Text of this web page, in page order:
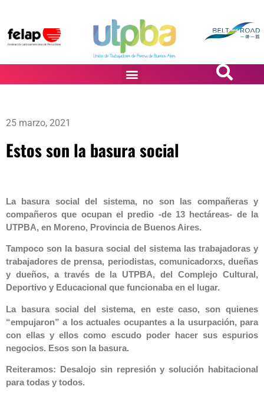
25 marzo, 2021
Estos son la basura social
La basura social del sistema, no son las compañeras y
compañeros que ocupan el predio -de 13 hectáreas- de la
UTPBA, en Moreno, Provincia de Buenos Aires.
Tampoco son la basura social del sistema las trabajadoras y
trabajadores de prensa, periodistas, comunicadorxs, dueñas
y dueños, a través de la UTPBA, del Complejo Cultural,
Deportivo y Educacional que funcionaba en el lugar.
La basura social del sistema, en este caso, son quienes
“empujaron” a los actuales ocupantes a la usurpación, para
con ellas y ellos como escudo poder hacer sus espurios
negocios. Esos son la basura.
Reiteramos: Desalojo sin represión y solución habitacional
para todas y todos.